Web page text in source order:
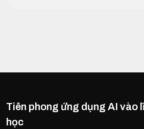
Tiên phong ứng dụng AI vào
học